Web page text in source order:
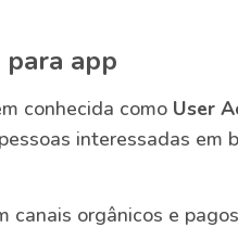
para app
conhecida como User
interessadas em
canais orgânicos e